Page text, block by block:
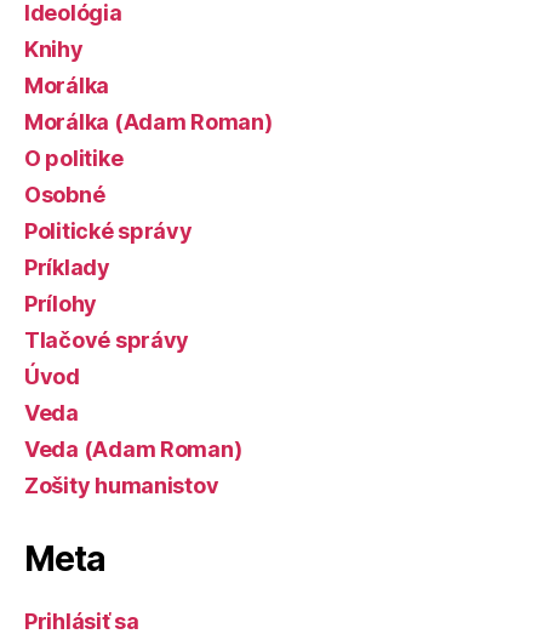
Ideológia
Knihy
Morálka
Morálka (Adam Roman)
O politike
Osobné
Politické správy
Príklady
Prílohy
Tlačové správy
Úvod
Veda
Veda (Adam Roman)
Zošity humanistov
Meta
Prihlásiť sa